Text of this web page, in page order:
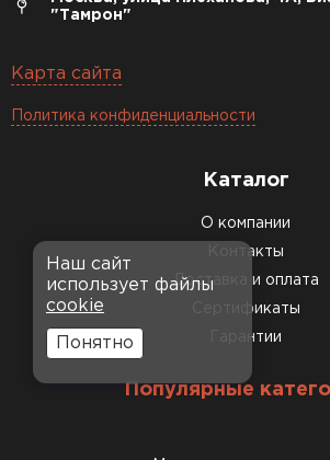
"Тамрон"
Карта сайта
Политика конфиденциальности
Каталог
О компании
Контакты
Доставка и оплата
Сертификаты
Гарантии
Популярные
Наш сайт
использует файлы
cookie
Понятно